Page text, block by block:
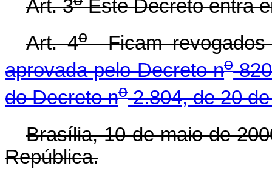
Art. 3 Este Decreto entra
Art. 4oFicam
aprovada pelo Decreto no
do Decreto no2.804, de 20
Brasília, 10 de maio de
República.